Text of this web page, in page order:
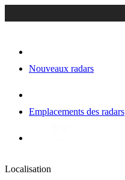
Nouveaux radars
Emplacements des radars
Localisation